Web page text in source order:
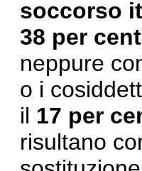
soccorso
38 per
neppure
o i
il 17 per
risultano